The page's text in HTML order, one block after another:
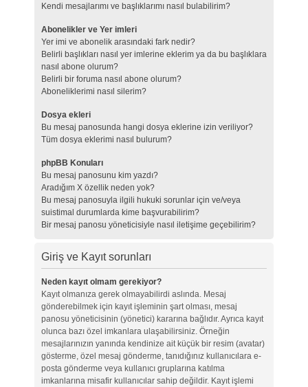
Kendi mesajlarımı ve başlıklarımı nasıl bulabilirim?
Abonelikler ve Yer imleri
Yer imi ve abonelik arasındaki fark nedir?
Belirli başlıkları nasıl yer imlerine eklerim ya da bu başlıklara
nasıl abone olurum?
Belirli bir foruma nasıl abone olurum?
Aboneliklerimi nasıl silerim?
Dosya ekleri
Bu mesaj panosunda hangi dosya eklerine izin veriliyor?
Tüm dosya eklerimi nasıl bulurum?
phpBB Konuları
Bu mesaj panosunu kim yazdı?
Aradığım X özellik neden yok?
Bu mesaj panosuyla ilgili hukuki sorunlar için ve/veya
suistimal durumlarda kime başvurabilirim?
Bir mesaj panosu yöneticisiyle nasıl iletişime geçebilirim?
Giriş ve Kayıt sorunları
Neden kayıt olmam gerekiyor?
Kayıt olmanıza gerek olmayabilirdi aslında. Mesaj
gönderebilmek için kayıt işleminin şart olması, mesaj
panosu yöneticisinin (yönetici) kararına bağlıdır. Ayrıca kayıt
olunca bazı özel imkanlara ulaşabilirsiniz. Örneğin
mesajlarınızın yanında kendinize ait küçük bir resim (avatar)
gösterme, özel mesaj gönderme, tanıdığınız kullanıcılara e-
posta gönderme veya kullanıcı gruplarına katılma
imkanlarına misafir kullanıcılar sahip değildir. Kayıt işlemi